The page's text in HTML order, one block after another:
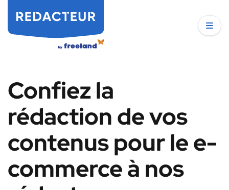
Confiez la
rédaction de vos
contenus pour le e-
commerce à nos